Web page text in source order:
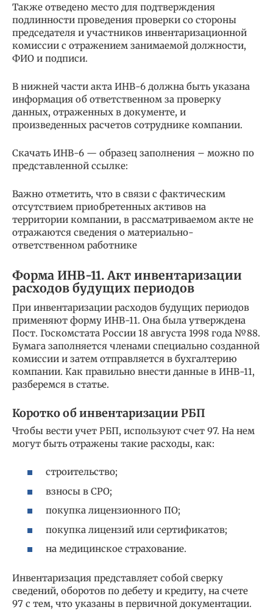
Также отведено место для подтверждения
подлинности проведения проверки со стороны
председателя и участников инвентаризационной
комиссии с отражением занимаемой должности,
ФИО и подписи.
В нижней части акта ИНВ-6 должна быть указана
информация об ответственном за проверку
данных, отраженных в документе, и
произведенных расчетов сотруднике компании.
Скачать ИНВ-6 — образец заполнения – можно по
представленной ссылке:
Важно отметить, что в связи с фактическим
отсутствием приобретенных активов на
территории компании, в рассматриваемом акте не
отражаются сведения о материально-
ответственном работнике
Форма ИНВ-11. Акт инвентаризации
расходов будущих периодов
При инвентаризации расходов будущих периодов
применяют форму ИНВ-11. Она была утверждена
Пост. Госкомстата России 18 августа 1998 года №88.
Бумага заполняется членами специально созданной
комиссии и затем отправляется в бухгалтерию
компании. Как правильно внести данные в ИНВ-11,
разберемся в статье.
Коротко об инвентаризации РБП
Чтобы вести учет РБП, используют счет 97. На нем
могут быть отражены такие расходы, как:
строительство;
взносы в СРО;
покупка лицензионного ПО;
покупка лицензий или сертификатов;
на медицинское страхование.
Инвентаризация представляет собой сверку
сведений, оборотов по дебету и кредиту, на счете
97 с тем, что указаны в первичной документации.